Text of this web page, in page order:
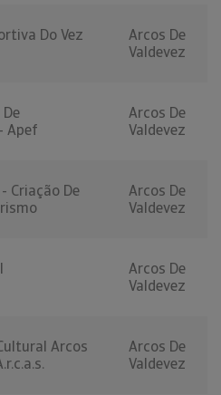
Do Vez
Arcos De
Valdevez
Apef
Arcos De
Valdevez
Criação De
Arcos De
Valdevez
Arcos De
Valdevez
Arcos
Arcos De
Valdevez